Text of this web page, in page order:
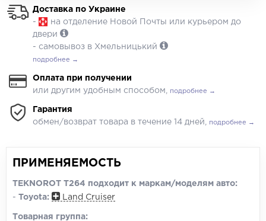
Доставка по Украине
-
на отделение Новой Почты или курьером до
двери
- самовывоз в Хмельницький
подробнее →
Оплата при получении
или другим удобным способом,
подробнее →
Гарантия
обмен/возврат товара в течение 14 дней,
подробнее →
ПРИМЕНЯЕМОСТЬ
TEKNOROT T264 подходит к маркам/моделям авто:
- Toyota: Land Cruiser
Товарная группа: